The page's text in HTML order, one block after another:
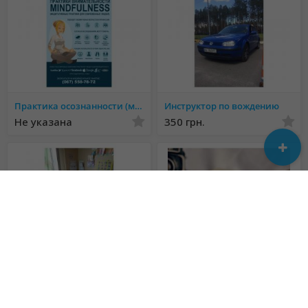
Практика осознанности (медитация «майндфулнесс»)
Не указана
Инструктор по вождению
350 грн.